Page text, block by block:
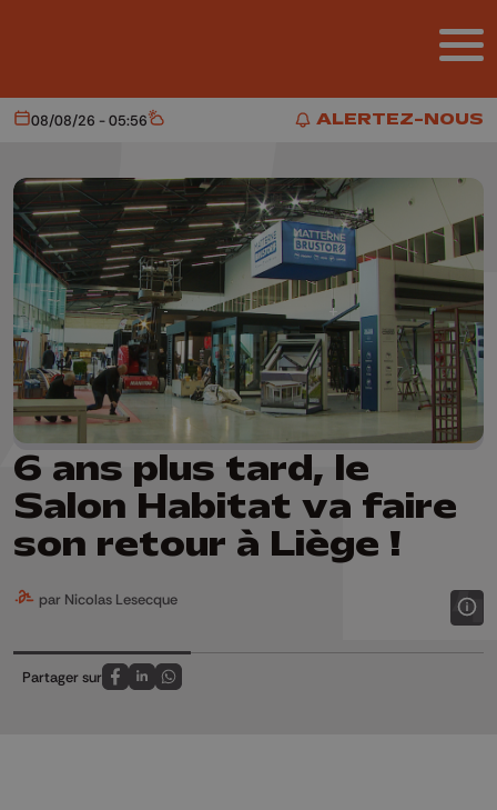
ALERTEZ-NOUS
ALERTEZ-NOUS
Aujourd'hui
08/08/26 - 05:56 Météo
6 ans plus tard, le
Salon Habitat va faire
son retour à Liège !
par Nicolas Lesecque
Partager sur
Partagez sur FaceBook
Partagez sur LinkedIn
Partagez sur Whatsapp